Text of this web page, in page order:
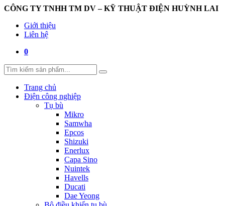
CÔNG TY TNHH TM DV – KỸ THUẬT ĐIỆN HUỲNH LAI
Giới thiệu
Liên hệ
0
Trang chủ
Điện công nghiệp
Tụ bù
Mikro
Samwha
Epcos
Shizuki
Enerlux
Capa Sino
Nuintek
Havells
Ducati
Dae Yeong